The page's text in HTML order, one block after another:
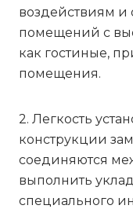
воздействиям и
помещений с
как гостиные,
помещения.
2. Легкость
конструкции
соединяются
выполнить
специального